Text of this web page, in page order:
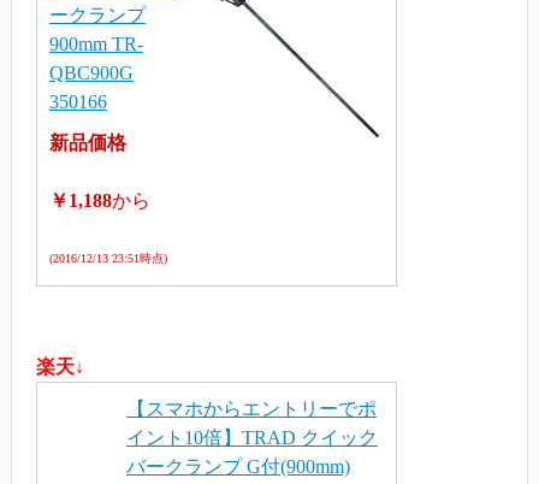
ークランプ
900mm TR-
QBC900G
350166
新品価格
￥1,188から
(2016/12/13 23:51時点)
楽天↓
【スマホからエントリーでポ
イント10倍】TRAD クイック
バークランプ G付(900mm)